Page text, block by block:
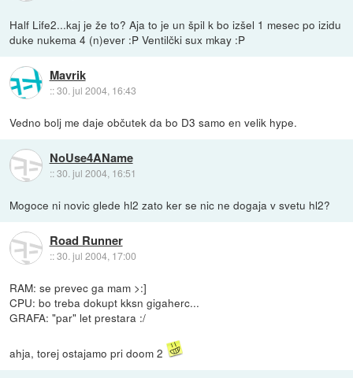
Half Life2...kaj je že to? Aja to je un špil k bo izšel 1 mesec po izidu
duke nukema 4 (n)ever :P Ventilčki sux mkay :P
Mavrik
::30. jul 2004, 16:43
Vedno bolj me daje občutek da bo D3 samo en velik hype.
NoUse4AName
::30. jul 2004, 16:51
Mogoce ni novic glede hl2 zato ker se nic ne dogaja v svetu hl2?
Road Runner
::30. jul 2004, 17:00
RAM: se prevec ga mam >:]
CPU: bo treba dokupt kksn gigaherc...
GRAFA: "par" let prestara :/
ahja, torej ostajamo pri doom 2